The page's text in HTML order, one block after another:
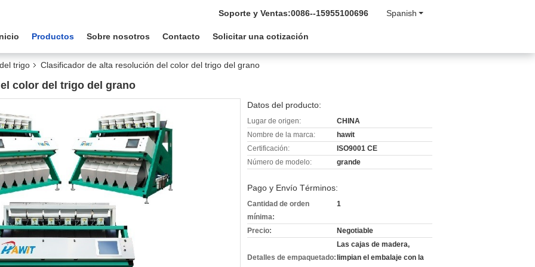
Spanish
Soporte y Ventas:0086--15955100696
Productos Sobre nosotros Contacto Solicitar una cotización
trigo Clasificador de alta resolución del color del trigo del grano
color del trigo del grano
Datos del producto:
Lugar de origen:
CHINA
Nombre de la marca:
hawit
Certificación:
ISO9001 CE
Número de modelo:
grande
Pago y Envío Términos:
Cantidad de orden
mínima:
1
Precio: Negotiable
Detalles de empaquetado:
Las cajas de madera,
limpian el embalaje con la